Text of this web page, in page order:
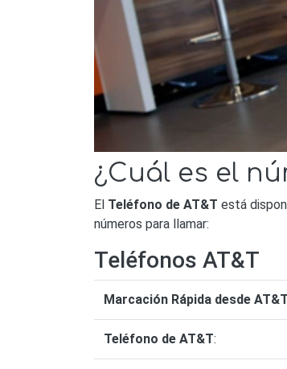
¿Cuál es el
El Teléfono de AT&T está
números para llamar:
Teléfonos AT&T
Marcación Rápida desde AT&T
Teléfono de AT&T: